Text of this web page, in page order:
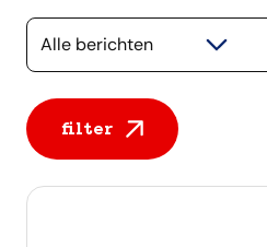
Selecteer een categorie
filter